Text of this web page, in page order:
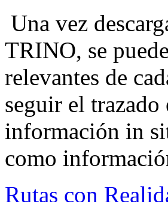
Una vez
TRINO, se
relevantes de
seguir el
información in
como
Rutas con